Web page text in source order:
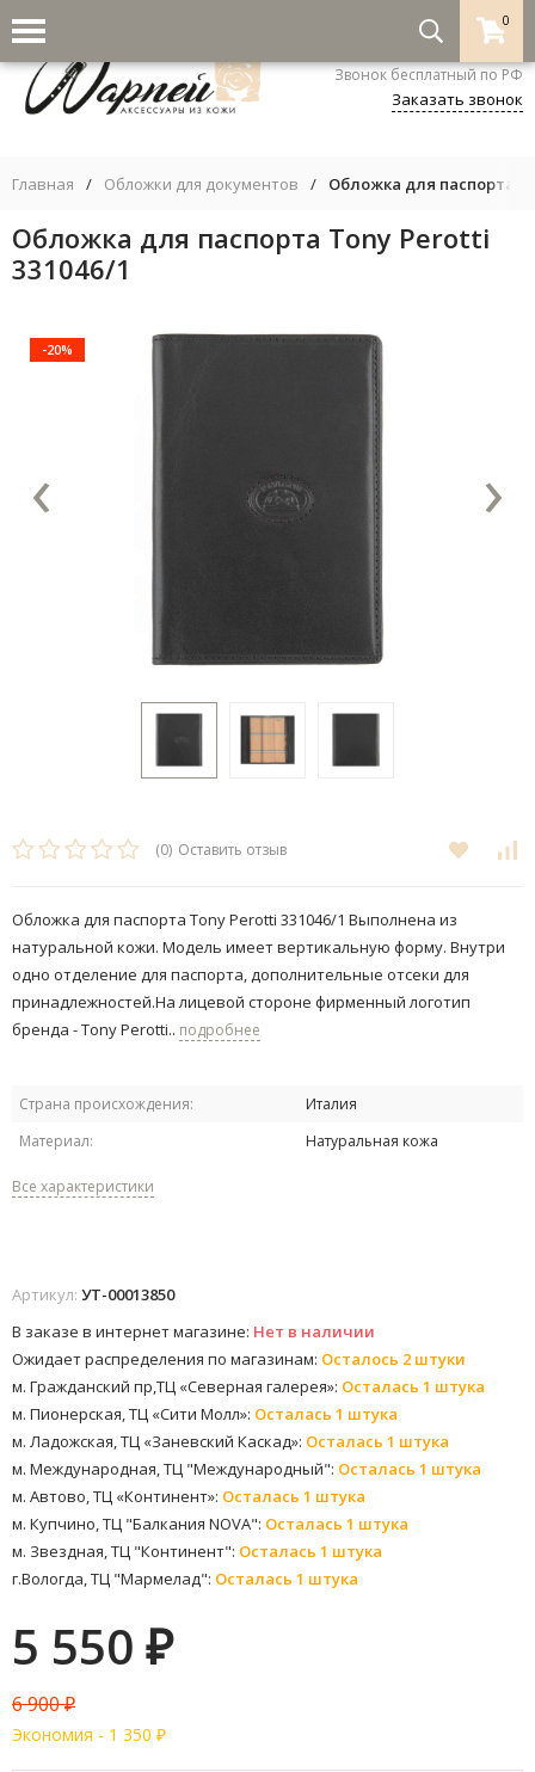
0
8-800-333-5530
Звонок бесплатный по РФ
Заказать звонок
Главная / Обложки для документов / Обложка для паспорта
Обложка для паспорта Tony Perotti
331046/1
-20%
‹ ›
(0) Оставить отзыв
Обложка для паспорта Tony Perotti 331046/1 Выполнена из
натуральной кожи. Модель имеет вертикальную форму.​ Внутри
одно отделение для паспорта, дополнительные отсеки для
принадлежностей.На лицевой стороне фирменный логотип
бренда - Tony Perotti.. подробнее
Страна происхождения:
Италия
Материал:
Натуральная кожа
Все характеристики
Артикул: УТ-00013850
В заказе в интернет магазине: Нет в наличии
Ожидает распределения по магазинам: Осталось 2 штуки
м. Гражданский пр,ТЦ «Северная галерея»: Осталась 1 штука
м. Пионерская, ТЦ «Сити Молл»: Осталась 1 штука
м. Ладожская, ТЦ «Заневский Каскад»: Осталась 1 штука
м. Международная, ТЦ "Международный": Осталась 1 штука
м. Автово, ТЦ «Континент»: Осталась 1 штука
м. Купчино, ТЦ "Балкания NOVA": Осталась 1 штука
м. Звездная, ТЦ "Континент": Осталась 1 штука
г.Вологда, ТЦ "Мармелад": Осталась 1 штука
5 550 ₽
6 900₽
Экономия - 1 350 ₽